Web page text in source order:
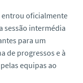
entrou oficialmente
sessão intermédia
para um
de progressos e à
equipas ao